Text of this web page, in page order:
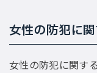
女性の防犯に
女性の防犯に関す